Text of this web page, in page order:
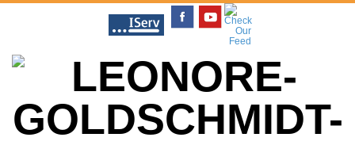
content